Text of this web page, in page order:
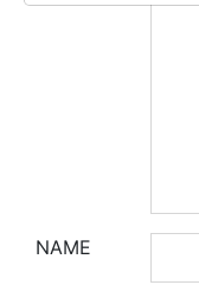
NAME